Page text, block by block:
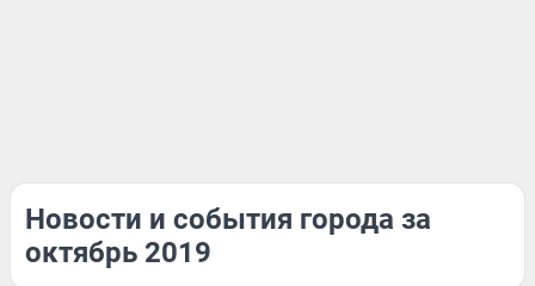
Новости и события города за
октябрь 2019